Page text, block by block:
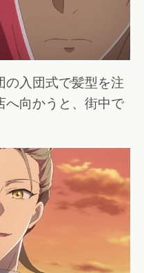
の入団式で髪型を注
へ向かうと、街中で